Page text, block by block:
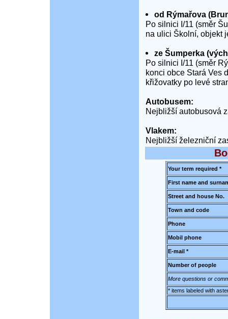
od Rýmařova
Po silnici I/11 (směr
na ulici Školní, objekt
ze Šumperka
Po silnici I/11 (směr
konci obce Stará Ves
křižovatky po levé
Autobusem:
Nejbližší autobusová
Vlakem:
Nejbližší železniční
Your term required *
First name and
Street and house No.
Town and code
Phone
Mobil phone
E-mail *
Number of people
More questions or
* items labeled with